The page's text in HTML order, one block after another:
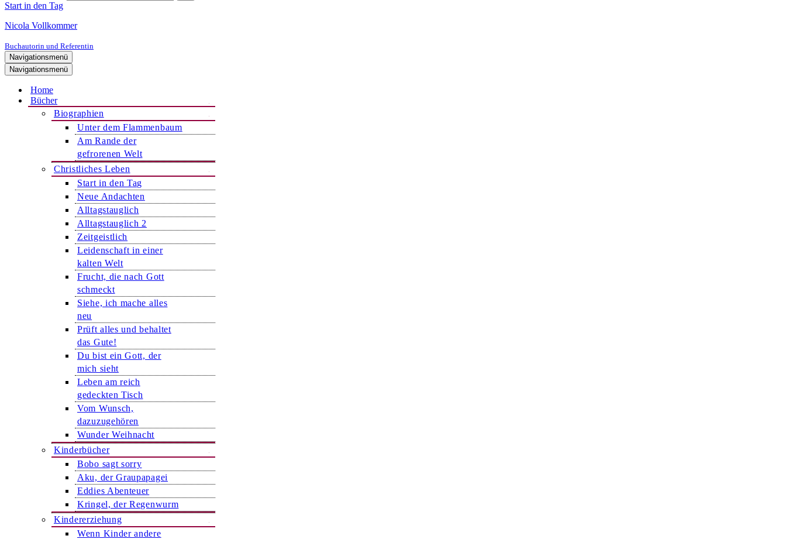
Start in den Tag
Nicola Vollkommer
Buchautorin und Referentin
Navigationsmenü
Navigationsmenü
Home
Bücher
Biographien
Unter dem Flammenbaum
Am Rande der
gefrorenen Welt
Christliches Leben
Start in den Tag
Neue Andachten
Alltagstauglich
Alltagstauglich 2
Zeitgeistlich
Leidenschaft in einer
kalten Welt
Frucht, die nach Gott
schmeckt
Siehe, ich mache alles
neu
Prüft alles und behaltet
das Gute!
Du bist ein Gott, der
mich sieht
Leben am reich
gedeckten Tisch
Vom Wunsch,
dazuzugehören
Wunder Weihnacht
Kinderbücher
Bobo sagt sorry
Aku, der Graupapagei
Eddies Abenteuer
Kringel, der Regenwurm
Kindererziehung
Wenn Kinder andere